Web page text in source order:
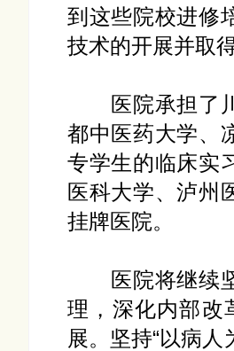
到这些院校进修
技术的开展并取
医院承担了川
都中医药大学、
专学生的临床实
医科大学、泸州
挂牌医院。
医院将继续坚
理，深化内部改
展。坚持“以病